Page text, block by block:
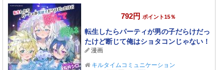
792円 ポイント15％
転生したらパーティが男の子だらけだっ
たけど断じて俺はショタコンじゃない！
4 漫画
キルタイムコミュニケーション